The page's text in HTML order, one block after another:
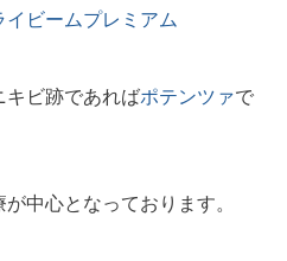
イビームプレミアム
キビ跡であればポテンツァで
中心となっております。